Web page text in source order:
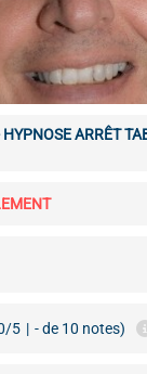
ARRÊT
5 | - de 10 notes)